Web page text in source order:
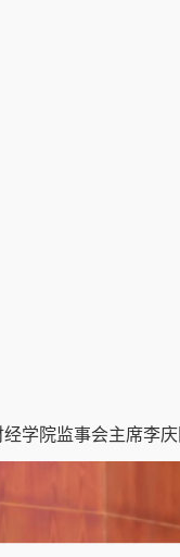
经学院监事会主席李